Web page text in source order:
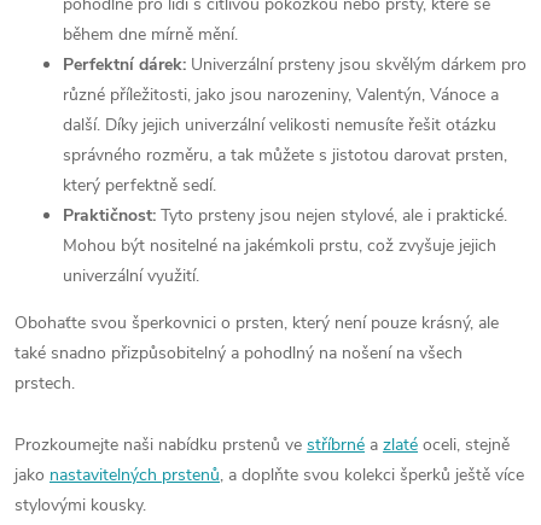
během dne mírně mění.
Perfektní dárek: Univerzální prsteny jsou skvělým dárkem pro
různé příležitosti, jako jsou narozeniny, Valentýn, Vánoce a
další. Díky jejich univerzální velikosti nemusíte řešit otázku
správného rozměru, a tak můžete s jistotou darovat prsten,
který perfektně sedí.
Praktičnost: Tyto prsteny jsou nejen stylové, ale i praktické.
Mohou být nositelné na jakémkoli prstu, což zvyšuje jejich
univerzální využití.
Obohaťte svou šperkovnici o prsten, který není pouze krásný, ale
také snadno přizpůsobitelný a pohodlný na nošení na všech
prstech.
Prozkoumejte naši nabídku prstenů ve stříbrné a zlaté oceli, stejně
jako nastavitelných prstenů, a doplňte svou kolekci šperků ještě více
stylovými kousky.